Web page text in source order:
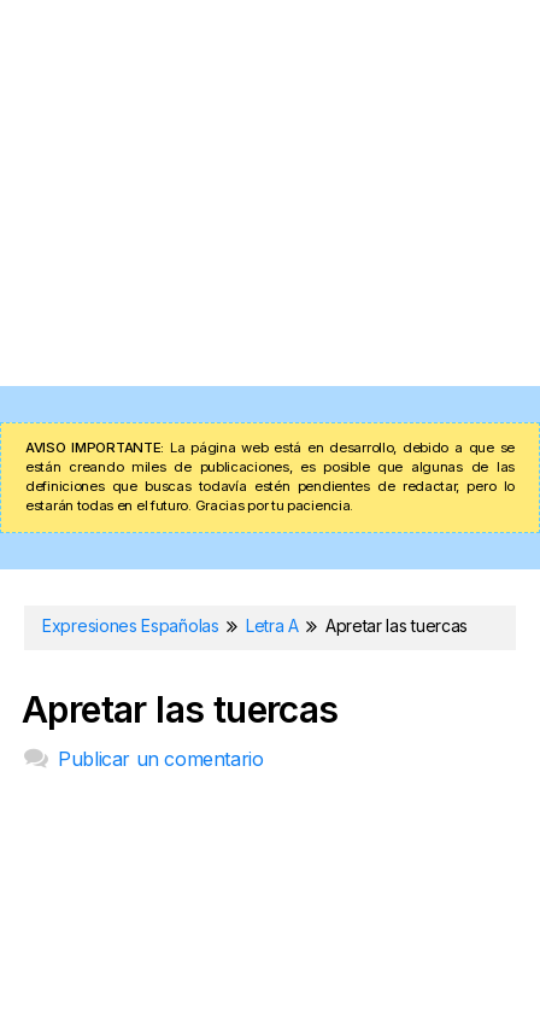
AVISO IMPORTANTE: La página web está en desarrollo, debido a que se
están creando miles de publicaciones, es posible que algunas de las
definiciones que buscas todavía estén pendientes de redactar, pero lo
estarán todas en el futuro. Gracias por tu paciencia.
Expresiones Españolas Letra A Apretar las tuercas
Apretar las tuercas
Publicar un comentario